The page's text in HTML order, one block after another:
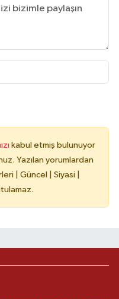
kabul etmiş bulunuyor
Yazılan yorumlardan
| Güncel | Siyasi |